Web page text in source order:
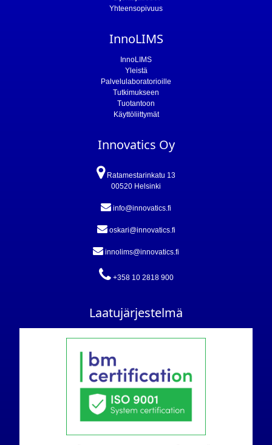
Yhteensopivuus
InnoLIMS
InnoLIMS
Yleistä
Palvelulaboratorioille
Tutkimukseen
Tuotantoon
Käyttöliittymät
Innovatics Oy
Ratamestarinkatu 13
00520 Helsinki
info@innovatics.fi
oskari@innovatics.fi
innolims@innovatics.fi
+358 10 2818 900
Laatujärjestelmä